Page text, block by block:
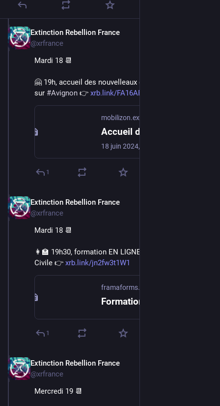
Extinction Rebellion France
@xrfrance
Mardi 18 📆
🤗 19h, accueil des nouvelleaux dans le mouvement
sur #Avignon 👉 xrb.link/FA16AF
mobilizon.extinctionrebellion.fr
1
Extinction Rebellion France
@xrfrance
Mardi 18 📆
👩‍🏫 19h30, formation EN LIGNE à la Désobéissance
Civile 👉 xrb.link/jn2fw3t1W1
framaforms.org
1
Extinction Rebellion France
@xrfrance
Mercredi 19 📆